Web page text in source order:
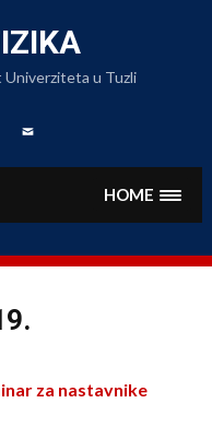
u Tuzli
nam
HOME
za nastavnike